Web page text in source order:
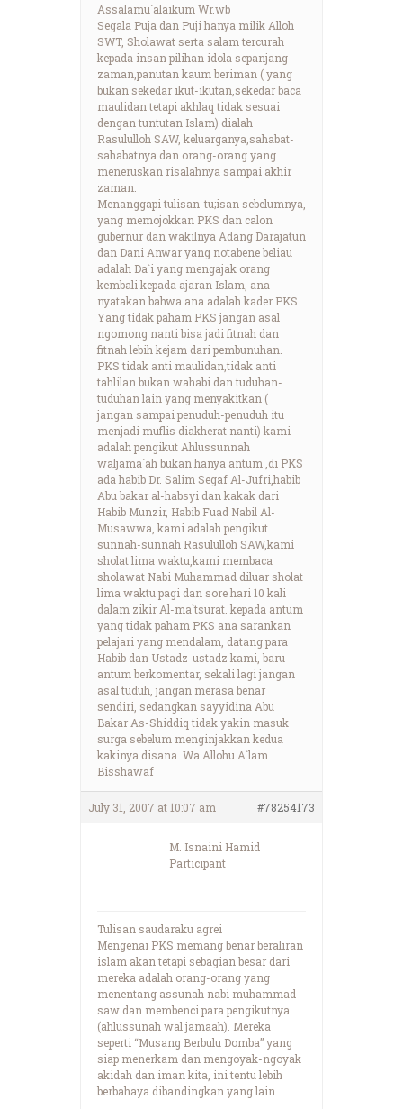
Assalamu`alaikum Wr.wb
Segala Puja dan Puji hanya milik Alloh
SWT, Sholawat serta salam tercurah
kepada insan pilihan idola sepanjang
zaman,panutan kaum beriman ( yang
bukan sekedar ikut-ikutan,sekedar baca
maulidan tetapi akhlaq tidak sesuai
dengan tuntutan Islam) dialah
Rasululloh SAW, keluarganya,sahabat-
sahabatnya dan orang-orang yang
meneruskan risalahnya sampai akhir
zaman.
Menanggapi tulisan-tu;isan sebelumnya,
yang memojokkan PKS dan calon
gubernur dan wakilnya Adang Darajatun
dan Dani Anwar yang notabene beliau
adalah Da`i yang mengajak orang
kembali kepada ajaran Islam, ana
nyatakan bahwa ana adalah kader PKS.
Yang tidak paham PKS jangan asal
ngomong nanti bisa jadi fitnah dan
fitnah lebih kejam dari pembunuhan.
PKS tidak anti maulidan,tidak anti
tahlilan bukan wahabi dan tuduhan-
tuduhan lain yang menyakitkan (
jangan sampai penuduh-penuduh itu
menjadi muflis diakherat nanti) kami
adalah pengikut Ahlussunnah
waljama`ah bukan hanya antum ,di PKS
ada habib Dr. Salim Segaf Al-Jufri,habib
Abu bakar al-habsyi dan kakak dari
Habib Munzir, Habib Fuad Nabil Al-
Musawwa, kami adalah pengikut
sunnah-sunnah Rasululloh SAW,kami
sholat lima waktu,kami membaca
sholawat Nabi Muhammad diluar sholat
lima waktu pagi dan sore hari 10 kali
dalam zikir Al-ma`tsurat. kepada antum
yang tidak paham PKS ana sarankan
pelajari yang mendalam, datang para
Habib dan Ustadz-ustadz kami, baru
antum berkomentar, sekali lagi jangan
asal tuduh, jangan merasa benar
sendiri, sedangkan sayyidina Abu
Bakar As-Shiddiq tidak yakin masuk
surga sebelum menginjakkan kedua
kakinya disana. Wa Allohu A`lam
Bisshawaf
July 31, 2007 at 10:07 am #78254173
M. Isnaini Hamid
Participant
Tulisan saudaraku agrei
Mengenai PKS memang benar beraliran
islam akan tetapi sebagian besar dari
mereka adalah orang-orang yang
menentang assunah nabi muhammad
saw dan membenci para pengikutnya
(ahlussunah wal jamaah). Mereka
seperti “Musang Berbulu Domba” yang
siap menerkam dan mengoyak-ngoyak
akidah dan iman kita, ini tentu lebih
berbahaya dibandingkan yang lain.